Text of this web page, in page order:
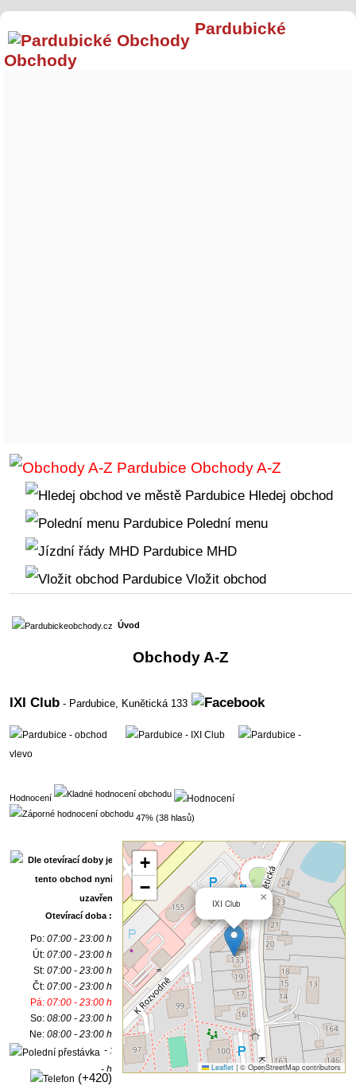
Pardubické
Obchody
Obchody A-Z
Hledej obchod
Polední menu
MHD
Vložit obchod
Úvod
Obchody A-Z
IXI Club - Pardubice, Kunětická 133
Hodnocení
47% (38 hlasů)
Otevírací doba :
Po:07:00 - 23:00 h
Út:07:00 - 23:00 h
St:07:00 - 23:00 h
Čt:07:00 - 23:00 h
Pá:07:00 - 23:00 h
So:08:00 - 23:00 h
Ne:08:00 - 23:00 h
- :
- h
(+420)
IXI Club ×
+
−
Leaflet |© OpenStreetMap contributors